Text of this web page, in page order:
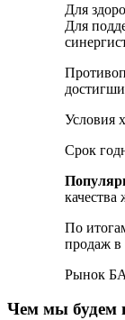
Для
Для
Условия
Срок
качества
По
продаж в
Рынок
Чем мы будем